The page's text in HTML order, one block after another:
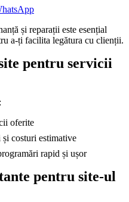
și reparații este esențial
a-ți facilita legătura cu clienții.
pentru servicii
oferite
costuri estimative
rapid și ușor
pentru site-ul